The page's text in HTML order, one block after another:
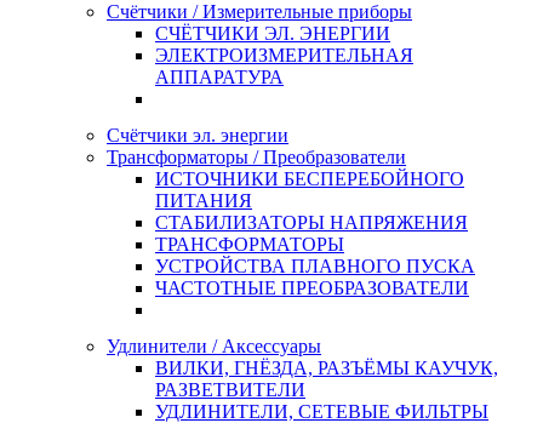
Счётчики / Измерительные приборы
СЧЁТЧИКИ ЭЛ. ЭНЕРГИИ
ЭЛЕКТРОИЗМЕРИТЕЛЬНАЯ
АППАРАТУРА
Счётчики эл. энергии
Трансформаторы / Преобразователи
ИСТОЧНИКИ БЕСПЕРЕБОЙНОГО
ПИТАНИЯ
СТАБИЛИЗАТОРЫ НАПРЯЖЕНИЯ
ТРАНСФОРМАТОРЫ
УСТРОЙСТВА ПЛАВНОГО ПУСКА
ЧАСТОТНЫЕ ПРЕОБРАЗОВАТЕЛИ
Удлинители / Аксессуары
ВИЛКИ, ГНЁЗДА, РАЗЪЁМЫ КАУЧУК,
РАЗВЕТВИТЕЛИ
УДЛИНИТЕЛИ, СЕТЕВЫЕ ФИЛЬТРЫ